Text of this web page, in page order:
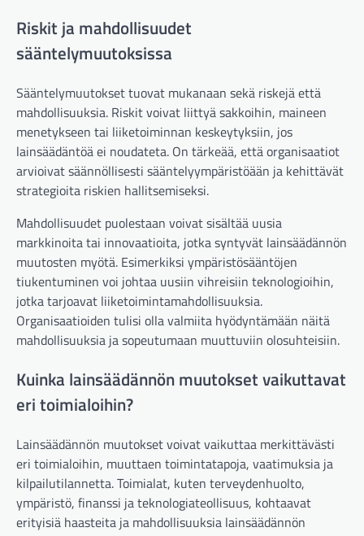
Riskit ja mahdollisuudet
sääntelymuutoksissa
Sääntelymuutokset tuovat mukanaan sekä riskejä että
mahdollisuuksia. Riskit voivat liittyä sakkoihin, maineen
menetykseen tai liiketoiminnan keskeytyksiin, jos
lainsäädäntöä ei noudateta. On tärkeää, että organisaatiot
arvioivat säännöllisesti sääntelyympäristöään ja kehittävät
strategioita riskien hallitsemiseksi.
Mahdollisuudet puolestaan voivat sisältää uusia
markkinoita tai innovaatioita, jotka syntyvät lainsäädännön
muutosten myötä. Esimerkiksi ympäristösääntöjen
tiukentuminen voi johtaa uusiin vihreisiin teknologioihin,
jotka tarjoavat liiketoimintamahdollisuuksia.
Organisaatioiden tulisi olla valmiita hyödyntämään näitä
mahdollisuuksia ja sopeutumaan muuttuviin olosuhteisiin.
Kuinka lainsäädännön muutokset vaikuttavat
eri toimialoihin?
Lainsäädännön muutokset voivat vaikuttaa merkittävästi
eri toimialoihin, muuttaen toimintatapoja, vaatimuksia ja
kilpailutilannetta. Toimialat, kuten terveydenhuolto,
ympäristö, finanssi ja teknologiateollisuus, kohtaavat
erityisiä haasteita ja mahdollisuuksia lainsäädännön